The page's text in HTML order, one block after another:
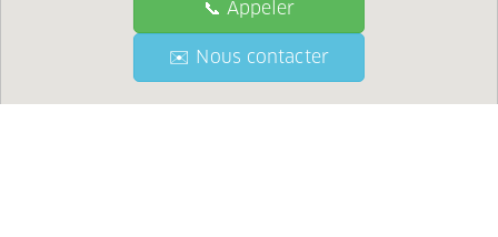
📞 Call
✉️ Contact Us
📞 Appeler
✉️ Nous contacter